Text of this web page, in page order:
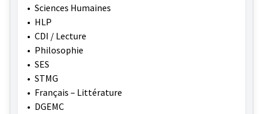
• Sciences Humaines
• HLP
• CDI / Lecture
• Philosophie
• SES
• STMG
• Français – Littérature
• DGEMC